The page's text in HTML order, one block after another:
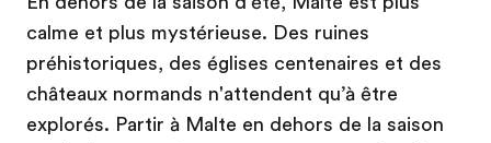
calme et plus mystérieuse. Des ruines
préhistoriques, des églises centenaires et des
châteaux normands n'attendent qu’à être
explorés. Partir à Malte en dehors de la saison